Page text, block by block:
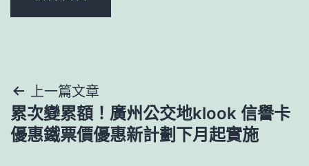
文
章
上一篇文章
累次變累額！廣州公交地klook 信譽卡
優惠鐵票價優惠新計劃下月起實施